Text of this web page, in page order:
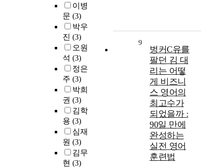
이병
문 (3)
박우
진 (3)
오원
석 (3)
정은
주 (3)
박희
권 (3)
김학
용 (3)
심재
원 (3)
김무
현 (3)
9
벙커C유를
팔던 김 대
리는 어떻
게 비즈니
스 영어의
최고수가
되었을까 :
90일 만에
완성하는
실전 영어
훈련법